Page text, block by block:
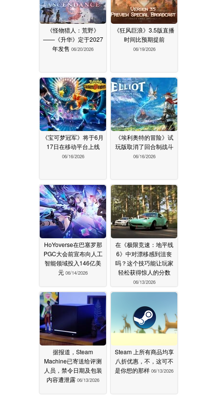
《怪物猎人：荒野》
——《升华》定于2027
年发售 06/20/2026
《狂风巨浪》3.5版直播
时间比预期提前
06/19/2026
《宝可梦冠军》将于6月
17日在移动平台上线
06/16/2026
《埃利奥特的冒险》试
玩版取消了回合制战斗
06/16/2026
HoYoverse在巴塞罗那
PGC大会前宣布向人工
智能领域投入146亿美
元 06/14/2026
在《极限竞速：地平线
6》中对漂移感到沮丧
吗？这个技巧能让玩家
轻松获得惊人的分数
06/13/2026
据报道，Steam
Machine已寄送给评测
人员，禁令日期及包装
内容遭泄露 06/13/2026
Steam 上所有商品均享
八折优惠，不，这可不
是你想的那样 06/13/2026